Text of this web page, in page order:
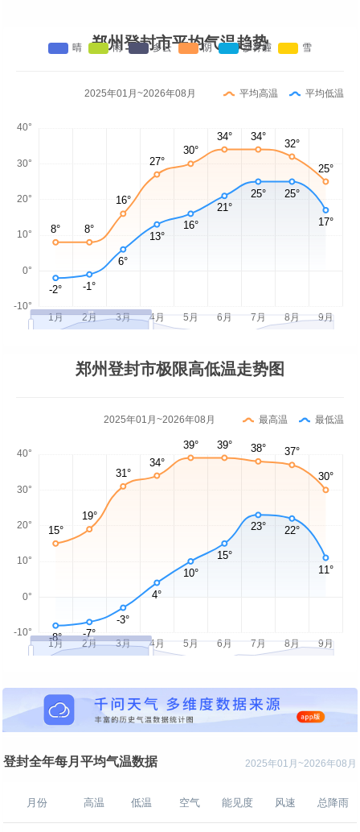
郑州登封市平均气温趋势
2025年01月~2026年08月 平均高温 平均低温
郑州登封市极限高低温走势图
2025年01月~2026年08月 最高温 最低温
2025年01月~2026年08月
登封全年每月平均气温数据
月份 高温 低温 空气 能见度 风速 总降雨